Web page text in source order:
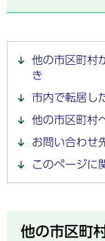
他の市区町村
き
市内で転居し
他の市区町村
お問い合わせ
このページに
他の市区町